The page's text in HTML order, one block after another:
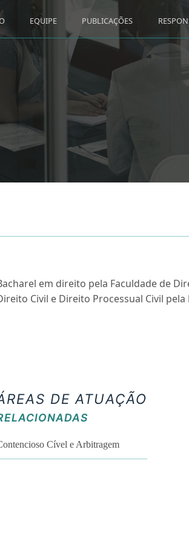
EQUIPE PUBLICAÇÕES
em direito pela Faculdade de
Civil e Direito Processual Civil pela
DE ATUAÇÃO
Cível e Arbitragem